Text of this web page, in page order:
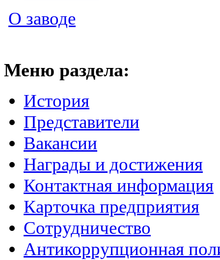
О заводе
Меню раздела:
История
Представители
Вакансии
Награды и достижения
Контактная информация
Карточка предприятия
Сотрудничество
Антикоррупционная